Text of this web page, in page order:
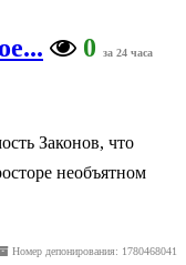
0 за 24 часа
Законов, что
необъятном
Номер депонирования: 1780468041